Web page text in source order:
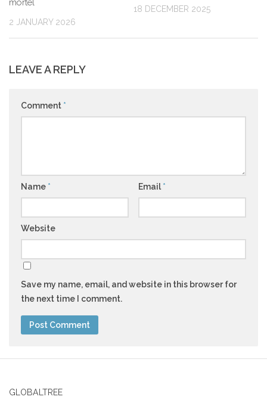
mortel
2 JANUARY 2026
18 DECEMBER 2025
LEAVE A REPLY
Comment *
Name * Email *
Website
Save my name, email, and website in this browser for
the next time I comment.
GLOBALTREE